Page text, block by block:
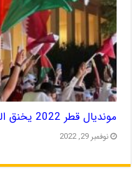
مونديال قطر 2022 يخنق الكيان الصهيوني ويعزله
نوفمبر 29, 2022